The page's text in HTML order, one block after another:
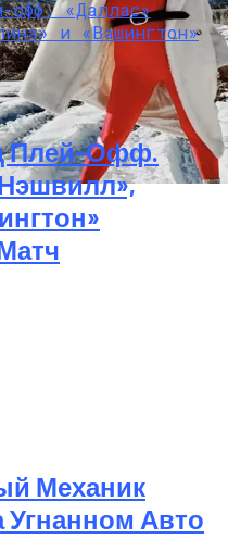
Кейт Хадсон
Для Дочери Рани
Плей-Офф.
Механик
Авто